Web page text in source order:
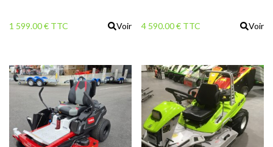
1 599.00 € TTC Voir 4 590.00 € TTC Voir